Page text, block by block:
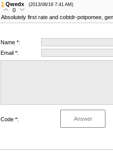
1 Qwedx (2013/08/19 7:41 AM)
0
Absolutely first rate and cobtdr-potpomee,
Name *:
Email *:
Code *: